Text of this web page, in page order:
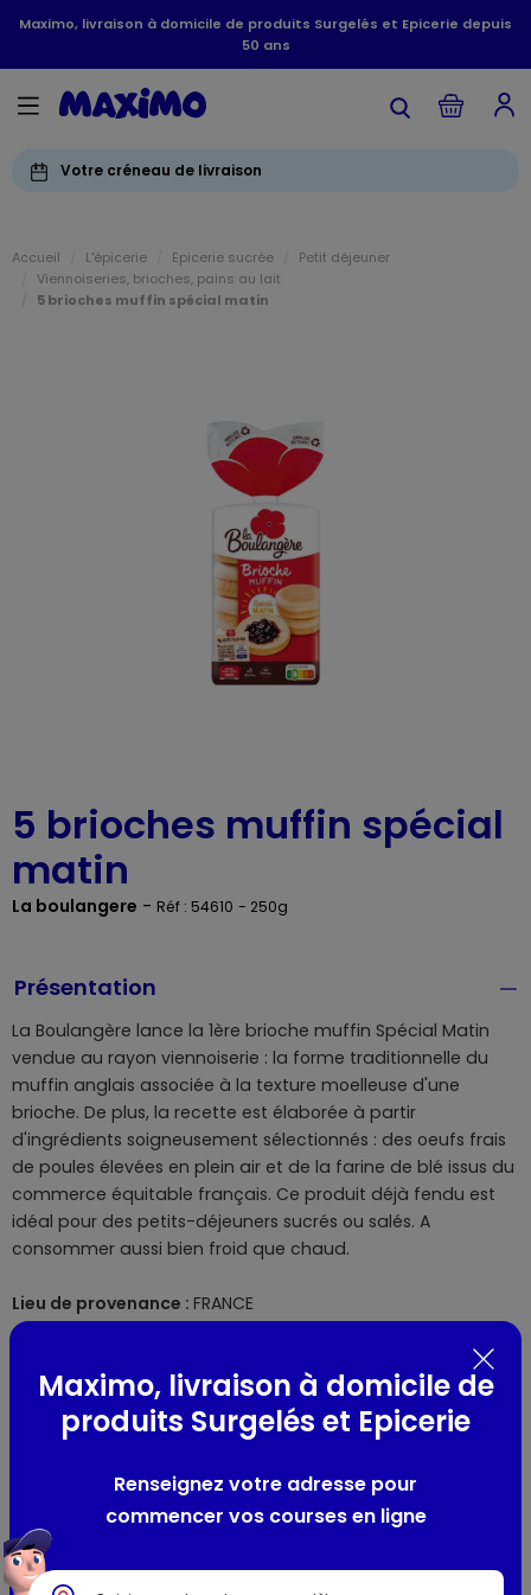
Maximo, livraison à domicile de produits Surgelés et Epicerie depuis
50 ans
Votre créneau de livraison
Accueil L'épicerie Epicerie sucrée
Petit déjeuner
Viennoiseries, brioches, pains au lait
5 brioches muffin spécial matin
5 brioches muffin spécial
matin
La boulangere - Réf : 54610 - 250g
Présentation
La Boulangère lance la 1ère brioche muffin Spécial Matin
vendue au rayon viennoiserie : la forme traditionnelle du
muffin anglais associée à la texture moelleuse d'une
brioche. De plus, la recette est élaborée à partir
d'ingrédients soigneusement sélectionnés : des oeufs frais
de poules élevées en plein air et de la farine de blé issus du
commerce équitable français. Ce produit déjà fendu est
idéal pour des petits-déjeuners sucrés ou salés. A
consommer aussi bien froid que chaud.
Lieu de provenance : FRANCE
Composition / Ingrédients / Allergènes
Farine de BLÉ* 56%, OEUFS */** entiers frais 16.5%, sucre, huile
de colza, arôme naturel de vanille (contient alcool),
semoule de BLÉ dur, poudre de LAIT écrémé, GLUTEN DE BLÉ,
levure, BEURRE, sel, levure désactivée, antioxydant : extrait
d'acérola. Traces éventuelles de soja, moutarde et sésame.
*Ingrédients issus du commerce équitable français.
**OEufs de poules élevées en plein air.
Maximo, livraison à domicile de
produits Surgelés et Epicerie
Renseignez votre adresse pour
commencer vos courses en ligne